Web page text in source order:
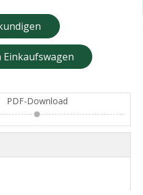
Einkaufswagen
PDF-Download